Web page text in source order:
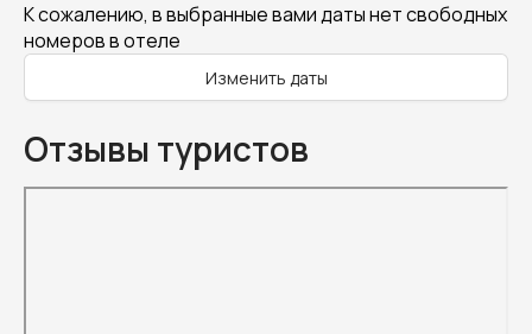
К сожалению, в выбранные вами даты нет свободных
номеров в отеле
Изменить даты
Отзывы туристов